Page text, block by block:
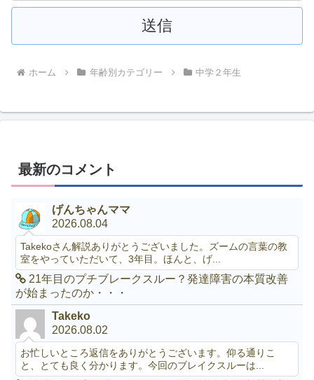
ホーム 年齢別カテゴリー 中学２年生
最新のコメント
げんちゃんママ
2026.08.04
Takekoさん解説ありがとうございました。ズームの言葉の教
室をやっていただいて、3年目。ほんと、げ...
21年目のプチブレークスルー？発達障害の本質改善
が始まったのか・・・
Takeko
2026.08.02
お忙しいところ返信をありがとうございます。仰る通りこ
と、とても良く分かります。今回のブレイクスルーは...